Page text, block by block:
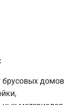
брусовых домов